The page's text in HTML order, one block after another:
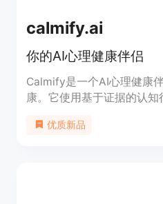
calmify.ai
你的AI心理健康伴侣
Calmify是一个AI心理健康
康。它使用基于证据的认知
提供个性化、定制化的心理
优质新品